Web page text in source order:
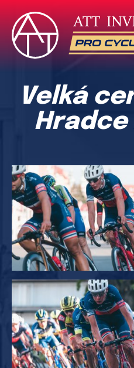
Velká
Hradce